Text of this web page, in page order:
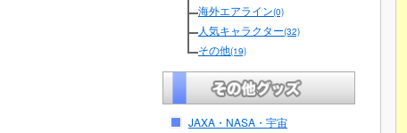
海外エアライン(0)
人気キャラクター(32)
その他(19)
JAXA・NASA・宇宙